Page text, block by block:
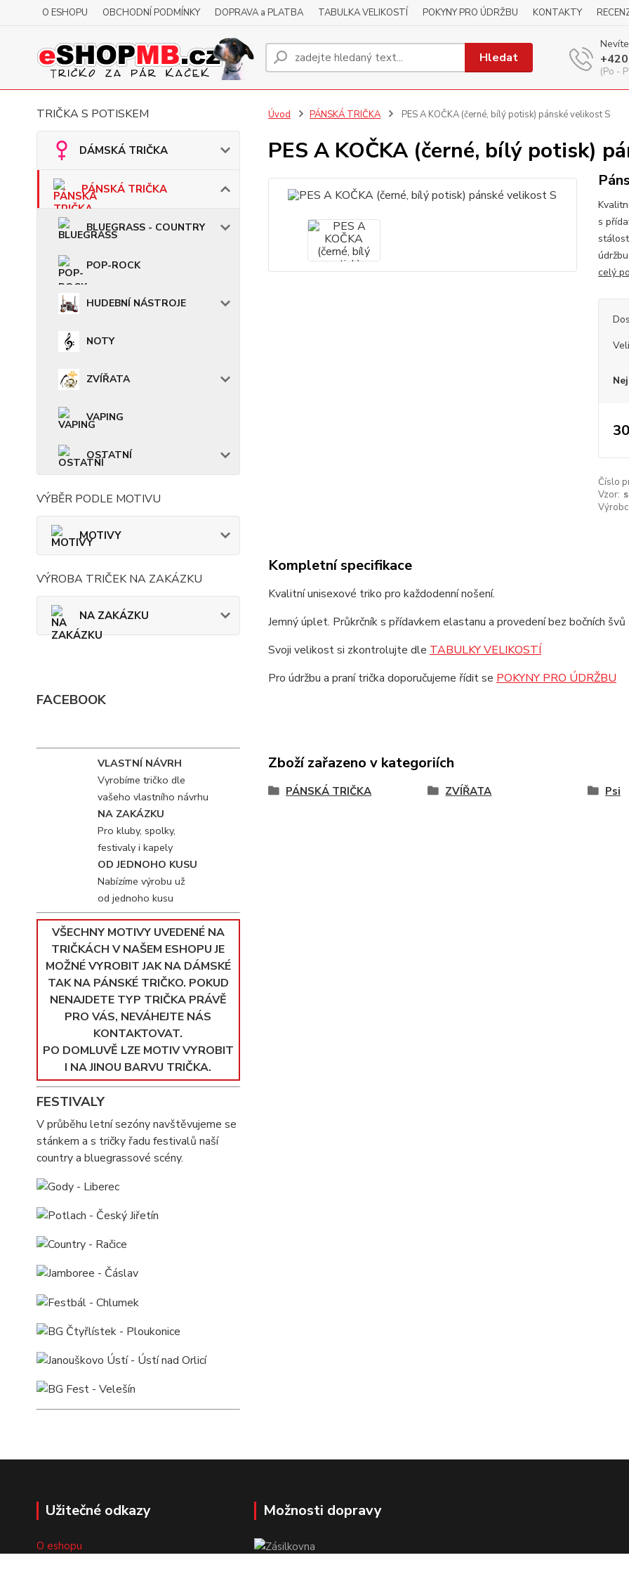
O ESHOPU OBCHODNÍ PODMÍNKY DOPRAVA a PLATBA TABULKA VELIKOSTÍ POKYNY PRO ÚDRŽBU KONTAKTY
Hledat
(Po -
TRIČKA S POTISKEM
DÁMSKÁ TRIČKA
PÁNSKÁ TRIČKA
BLUEGRASS - COUNTRY
POP-ROCK
HUDEBNÍ NÁSTROJE
NOTY
ZVÍŘATA
VAPING
OSTATNÍ
VÝBĚR PODLE MOTIVU
MOTIVY
VÝROBA TRIČEK NA ZAKÁZKU
NA ZAKÁZKU
FACEBOOK
VLASTNÍ NÁVRH
Vyrobíme tričko dle
vašeho vlastního návrhu
NA ZAKÁZKU
Pro kluby, spolky,
festivaly i kapely
OD JEDNOHO KUSU
Nabízíme výrobu už
od jednoho kusu
VŠECHNY MOTIVY UVEDENÉ NA
TRIČKÁCH V NAŠEM ESHOPU JE
MOŽNÉ VYROBIT JAK NA DÁMSKÉ
TAK NA PÁNSKÉ TRIČKO. POKUD
NENAJDETE TYP TRIČKA PRÁVĚ
PRO VÁS, NEVÁHEJTE NÁS
KONTAKTOVAT.
PO DOMLUVĚ LZE MOTIV VYROBIT
I NA JINOU BARVU TRIČKA.
FESTIVALY
V průběhu letní sezóny navštěvujeme se
stánkem a s tričky řadu festivalů naší
country a bluegrassové scény.
Úvod PÁNSKÁ TRIČKA PES A KOČKA (černé, bílý potisk) pánské velikost S
PES A KOČKA (černé, bílý potisk)
s
celý
Číslo
Vzor:
Kompletní specifikace
Kvalitní unisexové triko pro každodenní nošení.
Jemný úplet. Průkrčník s přídavkem elastanu a provedení bez bočních
Svoji velikost si zkontrolujte dle TABULKY VELIKOSTÍ
Pro údržbu a praní trička doporučujeme řídit se POKYNY PRO ÚDRŽBU
Zboží zařazeno v kategoriích
PÁNSKÁ TRIČKA ZVÍŘATA Psi
Užitečné odkazy
O eshopu
Možnosti dopravy